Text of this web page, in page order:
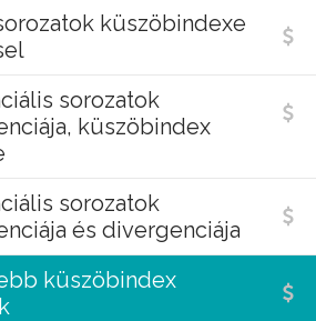
küszöbindexe
sorozatok
küszöbindex
sorozatok
és divergenciája
küszöbindex